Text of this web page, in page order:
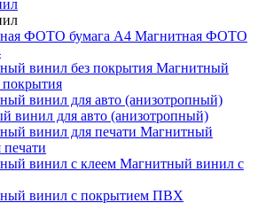
Магнитная ФОТО
Магнитный
покрытия
винил для авто (анизотропный)
Магнитный
Магнитный винил с